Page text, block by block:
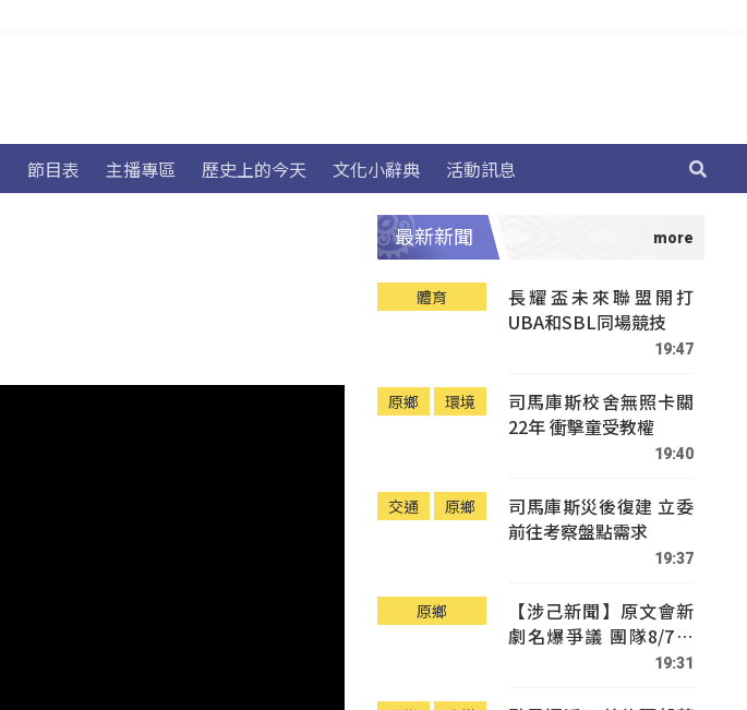
節目表 主播專區 歷史上的今天 文化小辭典 活動訊息
最新新聞
體育
長耀盃未來聯盟開打
UBA和SBL同場競技
19:47
原鄉 環境
司馬庫斯校舍無照卡關
22年 衝擊童受教權
19:40
交通 原鄉
司馬庫斯災後復建 立委
前往考察盤點需求
19:37
原鄉
【涉己新聞】原文會新
劇名爆爭議 團隊8/7赴
19:31